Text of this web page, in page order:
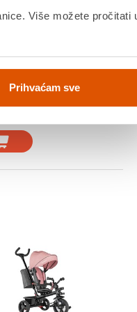
Više možete pročitati
Prihvaćam sve
osiguravaju glatku
robe moguć unutar 14
već od17.08.2026
proizvod